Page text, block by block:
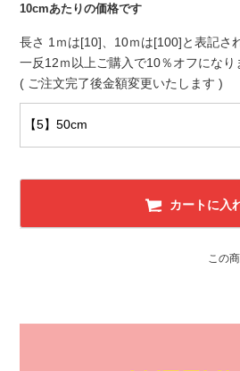
10cmあたりの価格です
長さ 1ｍは[10]、10ｍは[100]と表記さ
一反12ｍ以上ご購入で10％オフになり
( ご注文完了後金額変更いたします )
カートに入
この